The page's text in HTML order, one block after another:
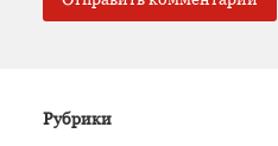
Рубрики